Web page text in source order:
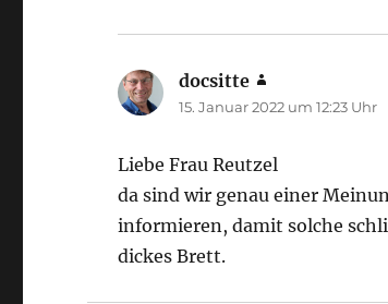
docsitte
15. Januar 2022 um 12:23 Uhr
Liebe Frau Reutzel
da sind wir genau einer
informieren, damit solche
dickes Brett.